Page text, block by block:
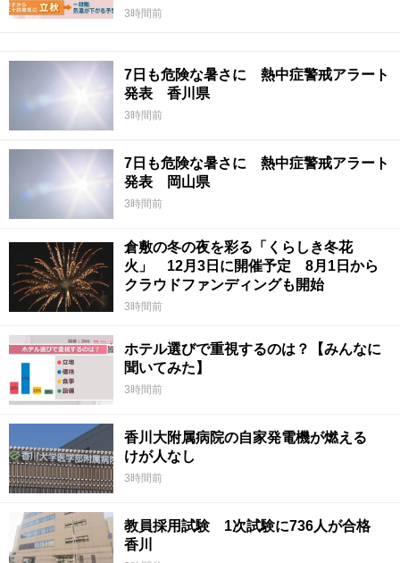
3時間前
7日も危険な暑さに 熱中症警戒アラート
発表 香川県
3時間前
7日も危険な暑さに 熱中症警戒アラート
発表 岡山県
3時間前
倉敷の冬の夜を彩る「くらしき冬花
火」 12月3日に開催予定 8月1日から
クラウドファンディングも開始
3時間前
ホテル選びで重視するのは？【みんなに
聞いてみた】
3時間前
香川大附属病院の自家発電機が燃える
けが人なし
3時間前
教員採用試験 1次試験に736人が合格
香川